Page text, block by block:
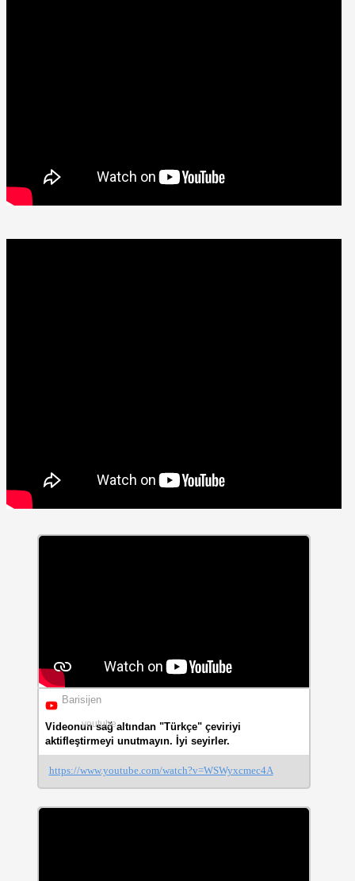
Barisijen
youtube
Videonun sağ altından "Türkçe" çeviriyi
aktifleştirmeyi unutmayın. İyi seyirler.
https://www.youtube.com/watch?v=WSWyxcmec4A